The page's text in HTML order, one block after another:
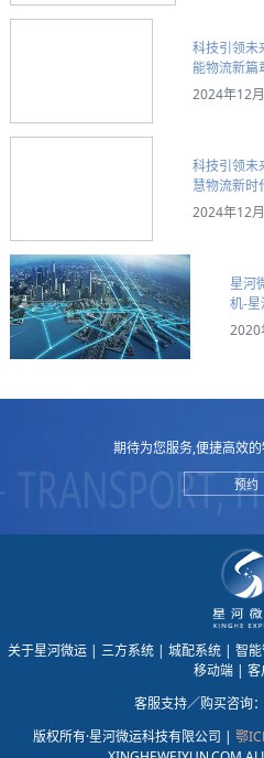
科技引领未
能物流新篇
2024年12
科技引领未
慧物流新时
2024年12
星河
机-
2020
期待为您服务,便捷高效的
预约
关于星河微运 | 三方系统 | 城配系统 | 智能
移动端 | 客
客服支持／购买咨询
版权所有·星河微运科技有限公司 | 鄂